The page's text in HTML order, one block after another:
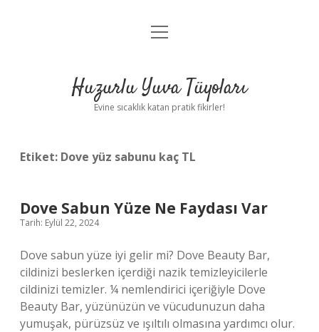
Anasayfa
Yasal Uyarı
menüyü
Huzurlu Yuva Tüyoları
Evine sıcaklık katan pratik fikirler!
Etiket: Dove yüz sabunu kaç TL
Dove Sabun Yüze Ne Faydası Var
Tarih: Eylül 22, 2024
Dove sabun yüze iyi gelir mi? Dove Beauty Bar,
cildinizi beslerken içerdiği nazik temizleyicilerle
cildinizi temizler. ¼ nemlendirici içeriğiyle Dove
Beauty Bar, yüzünüzün ve vücudunuzun daha
yumuşak, pürüzsüz ve ışıltılı olmasına yardımcı olur.